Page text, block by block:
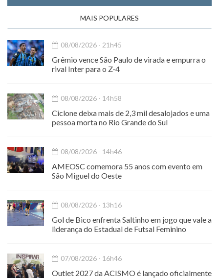
MAIS POPULARES
08/08/2026 - 21h45
Grêmio vence São Paulo de virada e empurra o
rival Inter para o Z-4
08/08/2026 - 14h58
Ciclone deixa mais de 2,3 mil desalojados e uma
pessoa morta no Rio Grande do Sul
08/08/2026 - 14h46
AMEOSC comemora 55 anos com evento em
São Miguel do Oeste
08/08/2026 - 13h16
Gol de Bico enfrenta Saltinho em jogo que vale a
liderança do Estadual de Futsal Feminino
07/08/2026 - 16h46
Outlet 2027 da ACISMO é lançado oficialmente